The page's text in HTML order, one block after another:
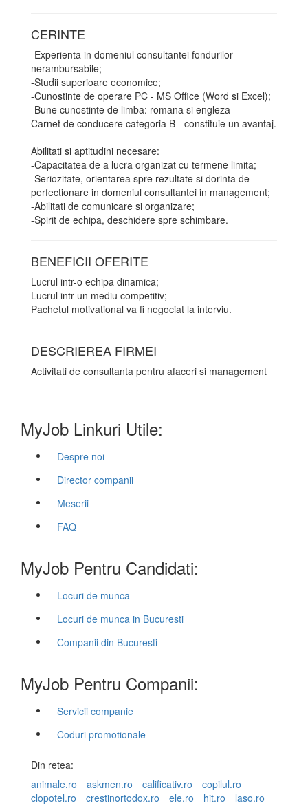
CERINTE
-Experienta in domeniul consultantei fondurilor
nerambursabile;
-Studii superioare economice;
-Cunostinte de operare PC - MS Office (Word si Excel);
-Bune cunostinte de limba: romana si engleza
Carnet de conducere categoria B - constituie un avantaj.
Abilitati si aptitudini necesare:
-Capacitatea de a lucra organizat cu termene limita;
-Seriozitate, orientarea spre rezultate si dorinta de
perfectionare in domeniul consultantei in management;
-Abilitati de comunicare si organizare;
-Spirit de echipa, deschidere spre schimbare.
BENEFICII OFERITE
Lucrul intr-o echipa dinamica;
Lucrul intr-un mediu competitiv;
Pachetul motivational va fi negociat la interviu.
DESCRIEREA FIRMEI
Activitati de consultanta pentru afaceri si management
MyJob Linkuri Utile:
Despre noi
Director companii
Meserii
FAQ
MyJob Pentru Candidati:
Locuri de munca
Locuri de munca in Bucuresti
Companii din Bucuresti
MyJob Pentru Companii:
Servicii companie
Coduri promotionale
Din retea:
animale.ro
askmen.ro calificativ.ro
copilul.ro
clopotel.ro
crestinortodox.ro ele.ro hit.ro
laso.ro